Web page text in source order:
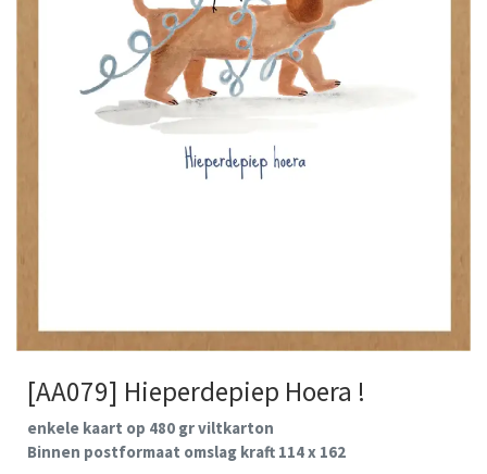
[AA079] Hieperdepiep Hoera !
enkele kaart op 480 gr viltkarton
Binnen postformaat omslag kraft 114 x 162